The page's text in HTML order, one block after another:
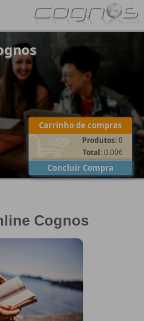
Carrinho de compras
Produtos:0
Total:0.00€
Concluir Compra
Cognos